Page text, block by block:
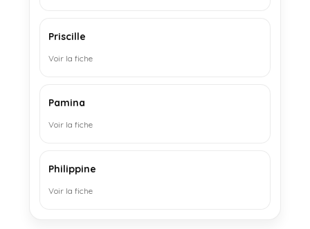
Priscille
Voir la fiche
Pamina
Voir la fiche
Philippine
Voir la fiche